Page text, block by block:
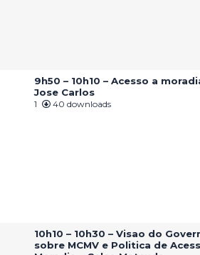
9h50 – 10h10 – Acesso a
Jose Carlos
1 40 downloads
10h10 – 10h30 – Visao do
sobre MCMV e Politica de